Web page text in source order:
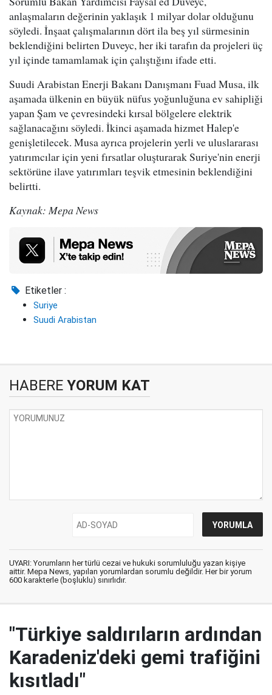
anlaşmaların değerinin yaklaşık 1 milyar dolar olduğunu
söyledi. İnşaat çalışmalarının dört ila beş yıl sürmesinin
beklendiğini belirten Duveyc, her iki tarafın da projeleri üç
yıl içinde tamamlamak için çalıştığını ifade etti.
Suudi Arabistan Enerji Bakanı Danışmanı Fuad Musa, ilk
aşamada ülkenin en büyük nüfus yoğunluğuna ev sahipliği
yapan Şam ve çevresindeki kırsal bölgelere elektrik
sağlanacağını söyledi. İkinci aşamada hizmet Halep'e
genişletilecek. Musa ayrıca projelerin yerli ve uluslararası
yatırımcılar için yeni fırsatlar oluşturarak Suriye'nin enerji
sektörüne ilave yatırımları teşvik etmesinin beklendiğini
belirtti.
Kaynak: Mepa News
Etiketler :
Suriye
Suudi Arabistan
HABERE YORUM KAT
UYARI: Yorumların her türlü cezai ve hukuki sorumluluğu yazan kişiye
aittir. Mepa News, yapılan yorumlardan sorumlu değildir. Her bir yorum
600 karakterle (boşluklu) sınırlıdır.
"Türkiye saldırıların ardından
Karadeniz'deki gemi trafiğini
kısıtladı"